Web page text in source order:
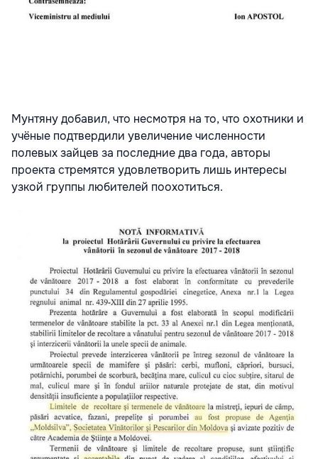
Мунтяну добавил, что несмотря на то, что охотники и
учёные подтвердили увеличение численности
полевых зайцев за последние два года, авторы
проекта стремятся удовлетворить лишь интересы
узкой группы любителей поохотиться.